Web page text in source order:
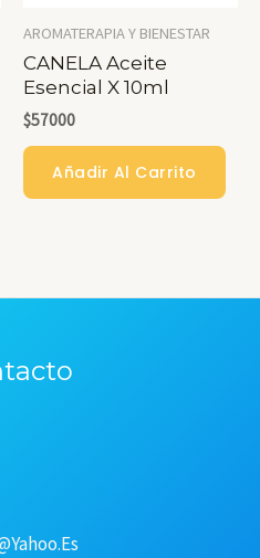
AROMATERAPIA Y BIENESTAR
CANELA Aceite
Esencial X 10ml
$57000
Añadir Al Carrito